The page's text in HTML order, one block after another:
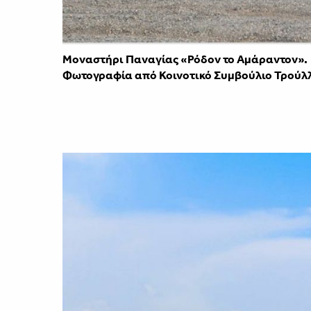
Μοναστήρι Παναγίας «Ρόδον το Αμάραντον».
Φωτογραφία από Κοινοτικό Συμβούλιο